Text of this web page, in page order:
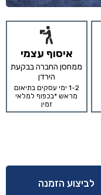
איסוף עצמי
ממחסן החברה בבקעת
הירדן
1-2 ימי עסקים בתיאום
מראש *בכפוף למלאי
זמין
לביצוע הזמנה